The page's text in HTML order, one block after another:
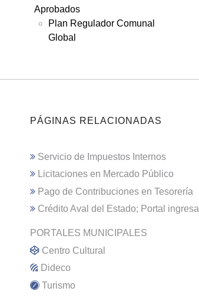
Aprobados
Plan Regulador Comunal
Global
PÁGINAS RELACIONADAS
Servicio de Impuestos Internos
Licitaciones en Mercado Público
Pago de Contribuciones en Tesorería
Crédito Aval del Estado; Portal ingresa
PORTALES MUNICIPALES
Centro Cultural
Dideco
Turismo